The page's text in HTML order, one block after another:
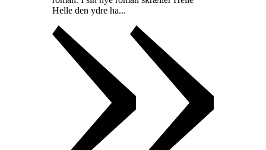
Helle den ydre ha...